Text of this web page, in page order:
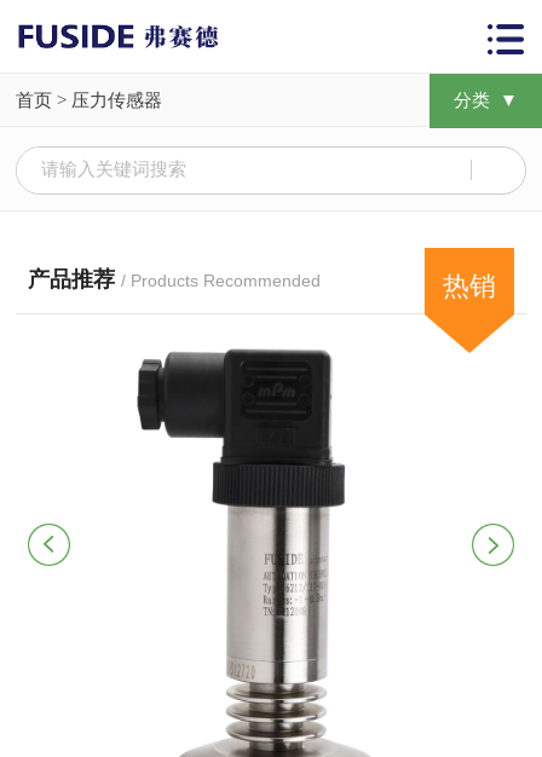
首页 > 压力传感器 分类 ▼
产品推荐 / Products Recommended